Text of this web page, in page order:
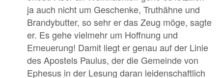
ja auch nicht um Geschenke, Truthähne und
Brandybutter, so sehr er das Zeug möge, sagte
er. Es gehe vielmehr um Hoffnung und
Erneuerung! Damit liegt er genau auf der Linie
des Apostels Paulus, der die Gemeinde von
Ephesus in der Lesung daran leidenschaftlich